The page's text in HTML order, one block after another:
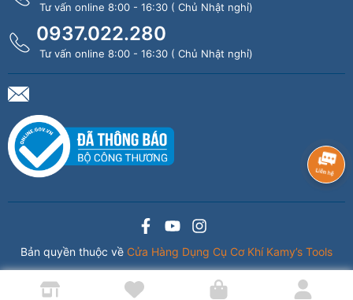
Tư vấn online 8:00 - 16:30 ( Chủ Nhật nghỉ)
0937.022.280
Tư vấn online 8:00 - 16:30 ( Chủ Nhật nghỉ)
Bản quyền thuộc về Cửa Hàng Dụng Cụ Cơ Khí Kamy’s Tools